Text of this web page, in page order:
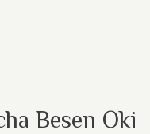
Besen Oki